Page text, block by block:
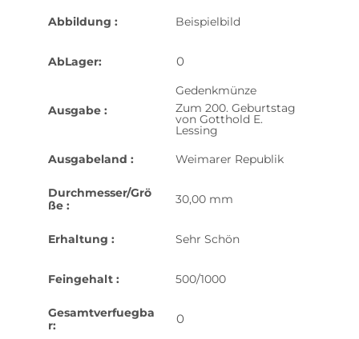
Abbildung : Beispielbild
AbLager: 0
Ausgabe :
Gedenkmünze
Zum 200. Geburtstag
von Gotthold E.
Lessing
Ausgabeland :
Weimarer Republik
Durchmesser/Grö
ße :
30,00 mm
Erhaltung : Sehr Schön
Feingehalt : 500/1000
Gesamtverfuegba
r:
0